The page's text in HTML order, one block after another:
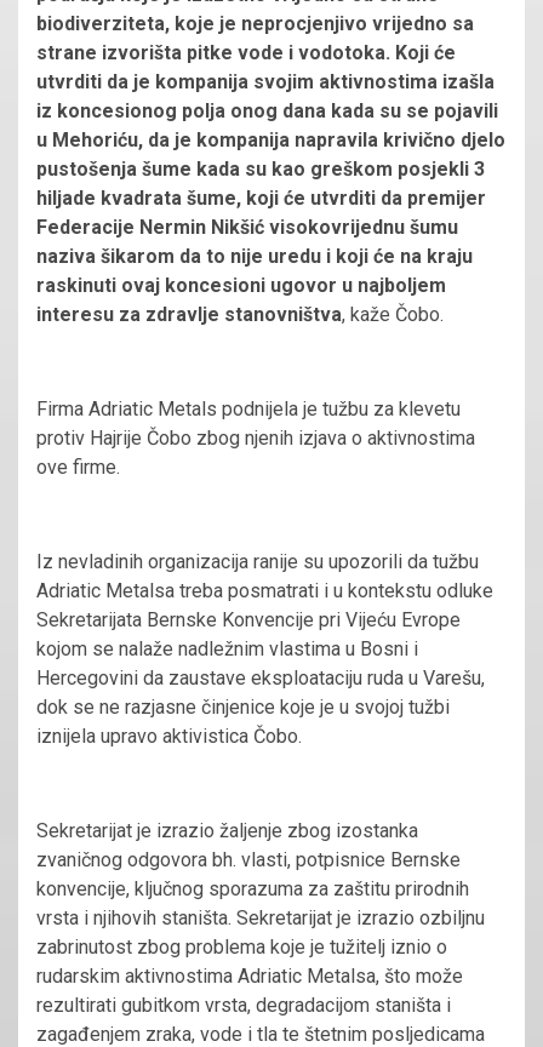
biodiverziteta, koje je neprocjenjivo vrijedno sa
strane izvorišta pitke vode i vodotoka. Koji će
utvrditi da je kompanija svojim aktivnostima izašla
iz koncesionog polja onog dana kada su se pojavili
u Mehoriću, da je kompanija napravila krivično djelo
pustošenja šume kada su kao greškom posjekli 3
hiljade kvadrata šume, koji će utvrditi da premijer
Federacije Nermin Nikšić visokovrijednu šumu
naziva šikarom da to nije uredu i koji će na kraju
raskinuti ovaj koncesioni ugovor u najboljem
interesu za zdravlje stanovništva, kaže Čobo.
Firma Adriatic Metals podnijela je tužbu za klevetu
protiv Hajrije Čobo zbog njenih izjava o aktivnostima
ove firme.
Iz nevladinih organizacija ranije su upozorili da tužbu
Adriatic Metalsa treba posmatrati i u kontekstu odluke
Sekretarijata Bernske Konvencije pri Vijeću Evrope
kojom se nalaže nadležnim vlastima u Bosni i
Hercegovini da zaustave eksploataciju ruda u Varešu,
dok se ne razjasne činjenice koje je u svojoj tužbi
iznijela upravo aktivistica Čobo.
Sekretarijat je izrazio žaljenje zbog izostanka
zvaničnog odgovora bh. vlasti, potpisnice Bernske
konvencije, ključnog sporazuma za zaštitu prirodnih
vrsta i njihovih staništa. Sekretarijat je izrazio ozbiljnu
zabrinutost zbog problema koje je tužitelj iznio o
rudarskim aktivnostima Adriatic Metalsa, što može
rezultirati gubitkom vrsta, degradacijom staništa i
zagađenjem zraka, vode i tla te štetnim posljedicama